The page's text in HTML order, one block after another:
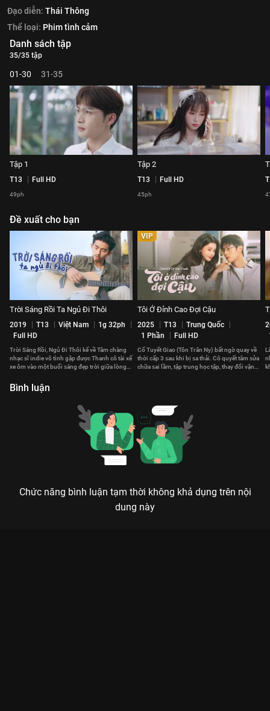
Đạo diễn: Thái Thông
Thể loại: Phim tình cảm
Danh sách tập
35/35 tập
01-30 31-35
Tập 1
T13 Full HD
49ph
Tập 2
T13 Full HD
45ph
Đề xuất cho bạn
Trời Sáng Rồi Ta Ngủ Đi Thôi
2019 T13 Việt Nam
1g 32ph
Full HD
Trời Sáng Rồi, Ngủ Đi Thôi kể về Tâm chàng
nhạc sĩ indie vô tình gặp được Thanh cô tài xế
xe ôm vào một buổi sáng đẹp trời giữa lòng
VIP
Tôi Ở Đỉnh Cao Đợi Cậu
2025 T13
Trung Quốc
1 Phần
Full HD
Cố Tuyết Giao (Tôn Trân Ny) bất ngờ quay về
thời cấp 3 sau khi bị sa thải. Cô quyết tâm sửa
chữa sai lầm, tập trung học tập, thay đổi vận
Bình luận
Chức năng bình luận tạm thời không khả dụng trên nội
dung này